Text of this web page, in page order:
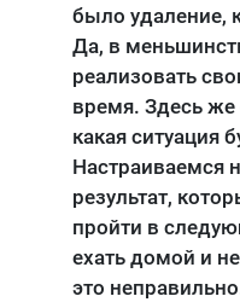
было удаление,
Да, в
реализовать
время. Здесь же
какая ситуация
Настраиваемся
результат,
пройти в
ехать домой и
это